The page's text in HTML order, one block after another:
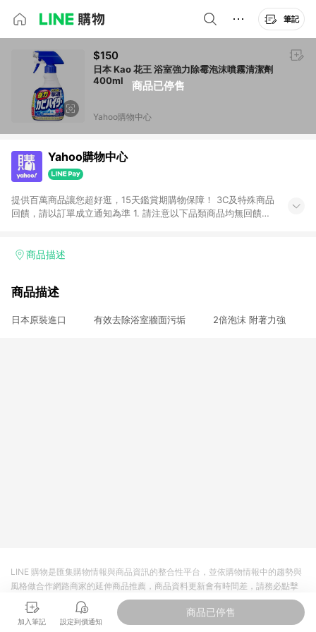
筆記
商品已停售
$150
日本 Kao 花王 浴室強力除霉泡沫噴霧清潔劑
400ml
Yahoo購物中心
Yahoo購物中心
提供百萬商品讓您超好逛，15天鑑賞期購物保障！ 3C及特殊商品
回饋，請以訂單成立通知為準 1. 請注意以下品類商品均無回饋：
電玩/遊戲/相機/單眼/鏡頭/拍立得 [2024/6/1起適用] -內接硬
的購回饋活動享Yahoo超贈點回饋者 - 購物中心商店之商品：商
3. 訂單回饋金額將扣除運費/購物金/超贈點/福利金/紅利折抵/折
商品描述
商品描述
日本原裝進口 有效去除浴室牆面污垢 2倍泡沫 附著力強
加入筆記 設定到價通知
商品已停售
LINE 購物是匯集購物情報與商品資訊的整合性平台，並依購物情報中的趨勢與
風格做合作網路商家的延伸商品推薦，商品資料更新會有時間差，請務必點擊
商品至各合作網路商家，確認現售價與購物條件，一切資訊以合作廠商網頁為
準。